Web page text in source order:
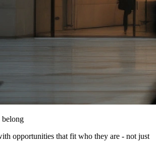
belong
opportunities that fit who they are - not just